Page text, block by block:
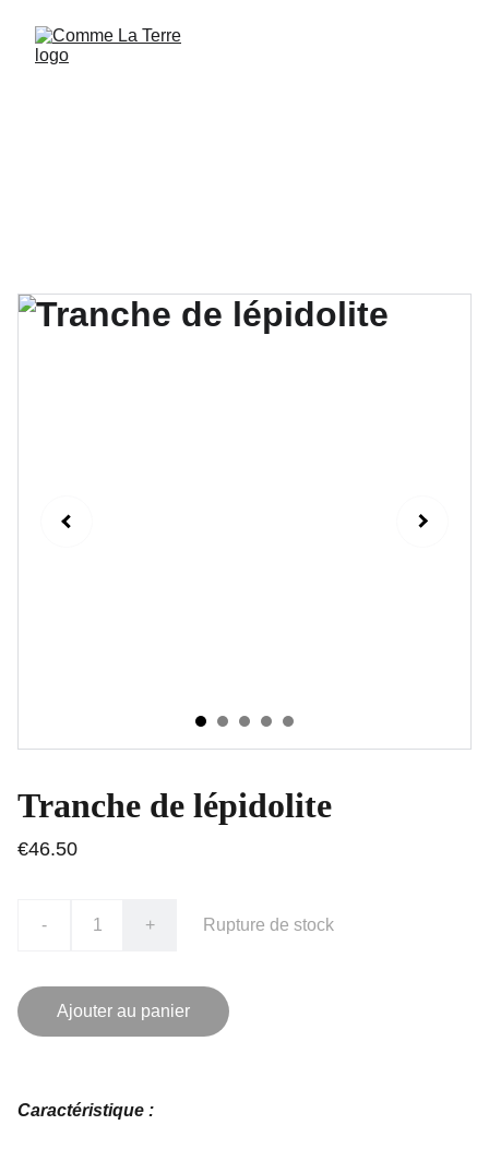
Tranche de lépidolite
€46.50
- + Rupture de stock
Ajouter au panier
Caractéristique :